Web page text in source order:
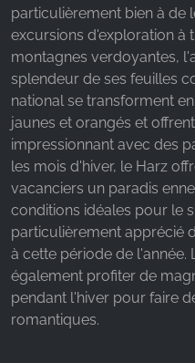
particulièrement bien à de
excursions d'exploration à
montagnes verdoyantes,
splendeur de ses feuilles
national se transforment
jaunes et orangés et
impressionnant avec des
les mois d'hiver, le Harz
vacanciers un paradis
conditions idéales pour le
particulièrement apprécié
à cette période de
également profiter de
pendant l'hiver pour faire
romantiques.